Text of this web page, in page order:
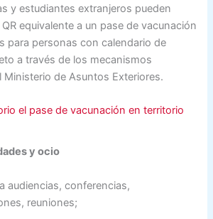
y estudiantes extranjeros pueden
equivalente a un pase de vacunación
para personas con calendario de
a través de los mecanismos
Ministerio de Asuntos Exteriores.
el pase de vacunación en territorio
y ocio
audiencias, conferencias,
reuniones;